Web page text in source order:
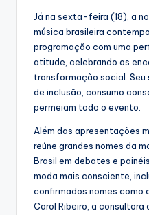
Já na sexta-feira (18), a
música brasileira
programação com uma
atitude, celebrando os
transformação social. Seu
de inclusão, consumo
permeiam todo o evento.
Além das apresentações
reúne grandes nomes da
Brasil em debates e
moda mais consciente,
confirmados nomes como
Carol Ribeiro, a consultora